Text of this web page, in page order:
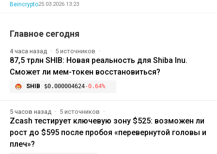
Beincrypto25.03.2026 13:23
Главное сегодня
4 часа назад 5 источников
87,5 трлн SHIB: Новая реальность для Shiba Inu.
Сможет ли мем-токен восстановиться?
SHIB $0.000004624-0.64%
5 часов назад 5 источников
Zcash тестирует ключевую зону $525: возможен ли
рост до $595 после пробоя «перевернутой головы и
плеч»?